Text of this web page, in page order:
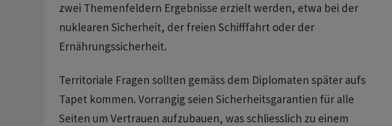
zwei Themenfeldern Ergebnisse erzielt werden, etwa bei der
nuklearen Sicherheit, der freien Schifffahrt oder der
Ernährungssicherheit.
Territoriale Fragen sollten gemäss dem Diplomaten später aufs
Tapet kommen. Vorrangig seien Sicherheitsgarantien für alle
Seiten um Vertrauen aufzubauen, was schliesslich zu einem